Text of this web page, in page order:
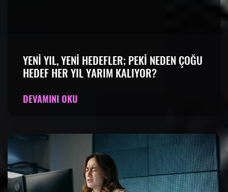
YENI YIL, YENI HEDEFLER; PEKI NEDEN ÇOĞU
HEDEF HER YIL YARIM KALIYOR?
DEVAMINI OKU